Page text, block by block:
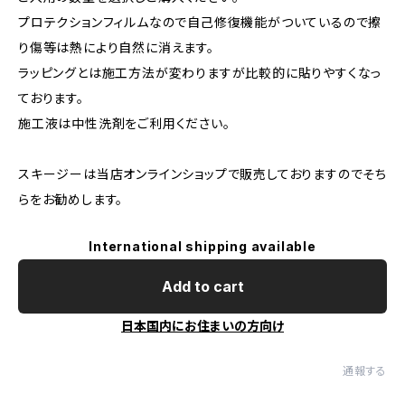
プロテクションフィルムなので自己修復機能がついているので擦
り傷等は熱により自然に消えます。
ラッピングとは施工方法が変わりますが比較的に貼りやすくなっ
ております。
施工液は中性洗剤をご利用ください。
スキージーは当店オンラインショップで販売しておりますのでそち
らをお勧めします。
International shipping available
Add to cart
日本国内にお住まいの方向け
通報する